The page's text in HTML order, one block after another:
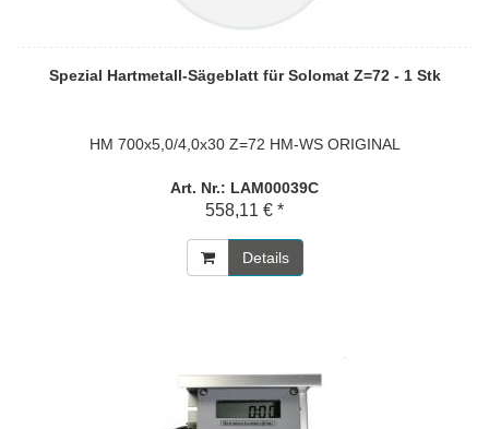
Spezial Hartmetall-Sägeblatt für Solomat Z=72 - 1 Stk
HM 700x5,0/4,0x30 Z=72 HM-WS ORIGINAL
Art. Nr.: LAM00039C
558,11 € *
Details